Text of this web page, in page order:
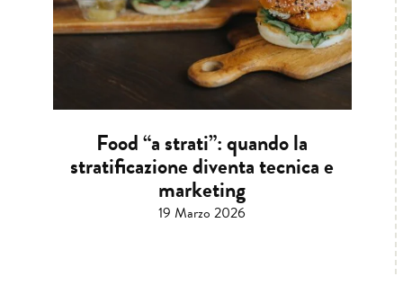
Food “a strati”: quando la
stratificazione diventa tecnica e
marketing
19 Marzo 2026